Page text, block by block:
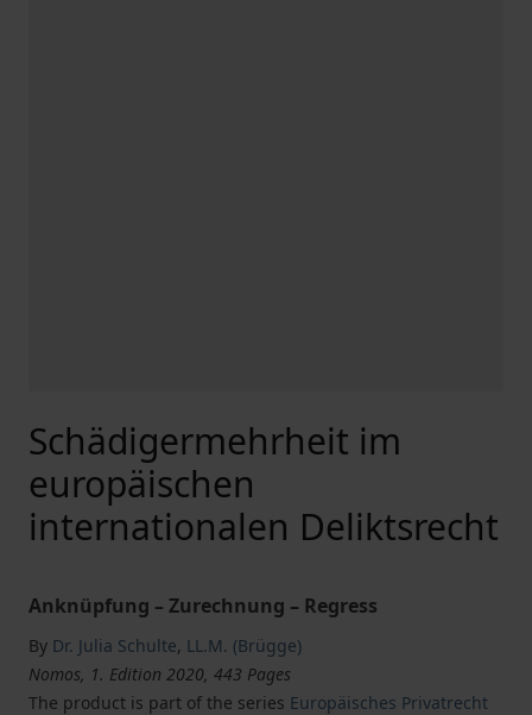
Schädigermehrheit im
europäischen
internationalen Deliktsrecht
Anknüpfung – Zurechnung – Regress
By Dr. Julia Schulte, LL.M. (Brügge)
Nomos, 1. Edition 2020, 443 Pages
The product is part of the series Europäisches Privatrecht